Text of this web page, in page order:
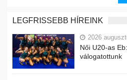
LEGFRISSEBB HÍREINK
2026
Női U20-as
válogatottunk